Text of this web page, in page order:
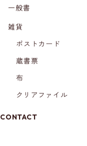
一般書
雑貨
ポストカード
蔵書票
布
クリアファイル
CONTACT